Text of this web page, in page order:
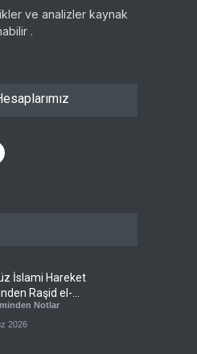
ve analizler kaynak
.
İslami Hareket
Raşid el-
Seküler Faşizmin
Ağır Tecrit
Notlar
2026